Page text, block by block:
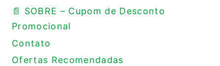
📄 SOBRE – Cupom de Desconto
Promocional
Contato
Ofertas Recomendadas